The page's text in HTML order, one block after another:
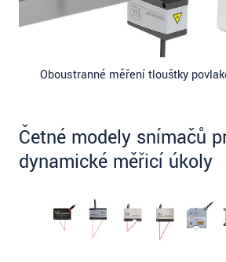
Oboustranné měření tloušťky
Četné modely snímačů
dynamické měřicí úkoly